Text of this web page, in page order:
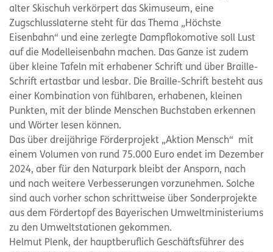
alter Skischuh verkörpert das Skimuseum, eine
Zugschlusslaterne steht für das Thema „Höchste
Eisenbahn“ und eine zerlegte Dampflokomotive soll Lust
auf die Modelleisenbahn machen. Das Ganze ist zudem
über kleine Tafeln mit erhabener Schrift und über Braille-
Schrift ertastbar und lesbar. Die Braille-Schrift besteht aus
einer Kombination von fühlbaren, erhabenen, kleinen
Punkten, mit der blinde Menschen Buchstaben erkennen
und Wörter lesen können.
Das über dreijährige Förderprojekt „Aktion Mensch“ mit
einem Volumen von rund 75.000 Euro endet im Dezember
2024, aber für den Naturpark bleibt der Ansporn, nach
und nach weitere Verbesserungen vorzunehmen. Solche
sind auch vorher schon schrittweise über Sonderprojekte
aus dem Fördertopf des Bayerischen Umweltministeriums
zu den Umweltstationen gekommen.
Helmut Plenk, der hauptberuflich Geschäftsführer des